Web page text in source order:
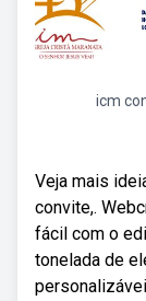
icm
Veja mais
convite,.
fácil com o
tonelada de